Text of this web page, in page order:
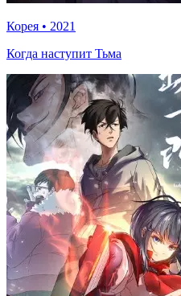
Корея • 2021
Когда наступит Тьма